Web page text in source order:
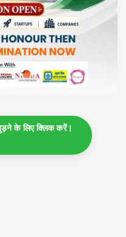
के लिए क्लिक करें।